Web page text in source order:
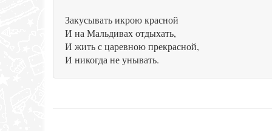
Закусывать икрою красной
И на Мальдивах отдыхать,
И жить с царевною прекрасной,
И никогда не унывать.